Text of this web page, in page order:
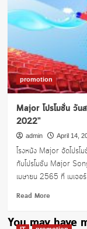
promotion
Major โปรโมชั่น วั
2022”
admin April 14,
โรงหนัง Major จัดโปรโ
กับโปรโมชั่น Major
เมษายน 2565 ที่ เมเจอ
Read MoreRead
about
You may have